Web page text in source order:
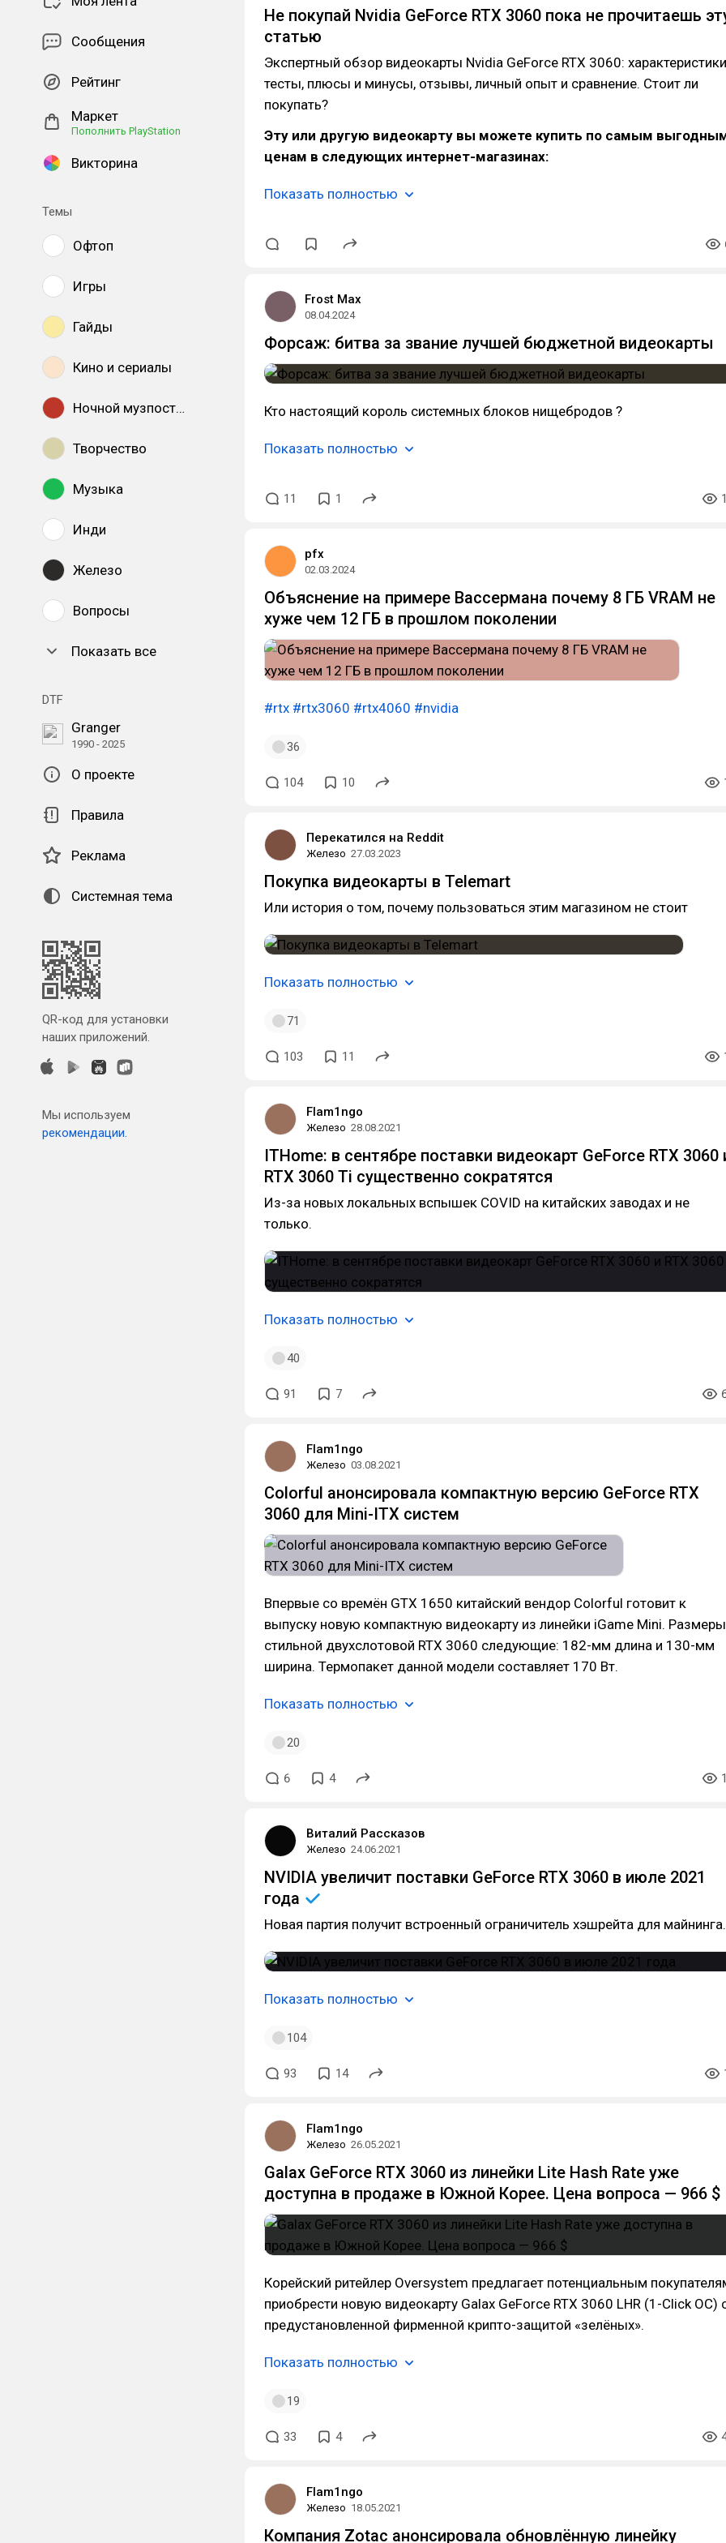
Сообщения
Рейтинг
Маркет
Пополнить PlayStation
Викторина
Темы
Офтоп
Игры
Гайды
Кино и сериалы
Ночной музпостинг
Творчество
Музыка
Инди
Железо
Вопросы
Показать все
DTF
Granger
1990 - 2025
О проекте
Правила
Реклама
Системная тема
QR-код для установки
наших приложений.
Мы используем
рекомендации.
Не покупай Nvidia GeForce RTX 3060 пока не прочитаешь
статью
Экспертный обзор видеокарты Nvidia GeForce RTX 3060:
тесты, плюсы и минусы, отзывы, личный опыт и сравнение. Стоит ли
покупать?
Эту или другую видеокарту вы можете купить по самым
ценам в следующих интернет-магазинах:
Показать полностью
Frost Max
08.04.2024
Форсаж: битва за звание лучшей бюджетной видеокарты
Кто настоящий король системных блоков нищебродов ?
Показать полностью
11 1
pfx
02.03.2024
Объяснение на примере Вассермана почему 8 ГБ VRAM не
хуже чем 12 ГБ в прошлом поколении
#rtx #rtx3060 #rtx4060 #nvidia
36
104 10
Перекатился на Reddit
Железо 27.03.2023
Покупка видеокарты в Telemart
Или история о том, почему пользоваться этим магазином не стоит
Показать полностью
71
103 11
Flam1ngo
Железо 28.08.2021
ITHome: в сентябре поставки видеокарт GeForce RTX 3060
RTX 3060 Ti существенно сократятся
Из-за новых локальных вспышек COVID на китайских заводах и не
только.
Показать полностью
40
91 7
Flam1ngo
Железо 03.08.2021
Colorful анонсировала компактную версию GeForce RTX
3060 для Mini-ITX систем
Впервые со времён GTX 1650 китайский вендор Colorful готовит к
выпуску новую компактную видеокарту из линейки iGame Mini. Размеры
стильной двухслотовой RTX 3060 следующие: 182-мм длина и 130-мм
ширина. Термопакет данной модели составляет 170 Вт.
Показать полностью
20
6 4
Виталий Рассказов
Железо 24.06.2021
NVIDIA увеличит поставки GeForce RTX 3060 в июле 2021
года
Новая партия получит встроенный ограничитель хэшрейта для майнинга.
Показать полностью
104
93 14
Flam1ngo
Железо 26.05.2021
Galax GeForce RTX 3060 из линейки Lite Hash Rate уже
доступна в продаже в Южной Корее. Цена вопроса — 966 $
Корейский ритейлер Oversystem предлагает потенциальным
приобрести новую видеокарту Galax GeForce RTX 3060 LHR (1-Click OC)
предустановленной фирменной крипто-защитой «зелёных».
Показать полностью
19
33 4
Flam1ngo
Железо 18.05.2021
Компания Zotac анонсировала обновлённую линейку